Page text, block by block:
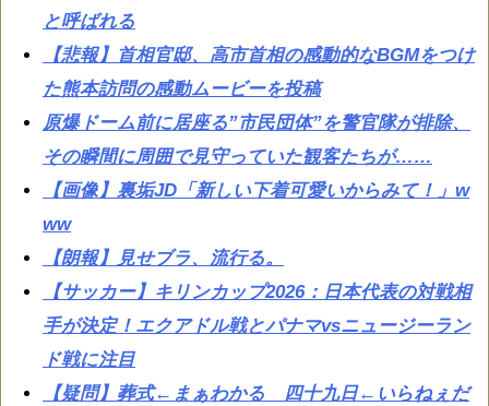
と呼ばれる
【悲報】首相官邸、高市首相の感動的なBGMをつけ
た熊本訪問の感動ムービーを投稿
原爆ドーム前に居座る”市民団体”を警官隊が排除、
その瞬間に周囲で見守っていた観客たちが……
【画像】裏垢JD「新しい下着可愛いからみて！」w
ww
【朗報】見せブラ、流行る。
【サッカー】キリンカップ2026：日本代表の対戦相
手が決定！エクアドル戦とパナマvsニュージーラン
ド戦に注目
【疑問】葬式←まぁわかる 四十九日←いらねぇだ